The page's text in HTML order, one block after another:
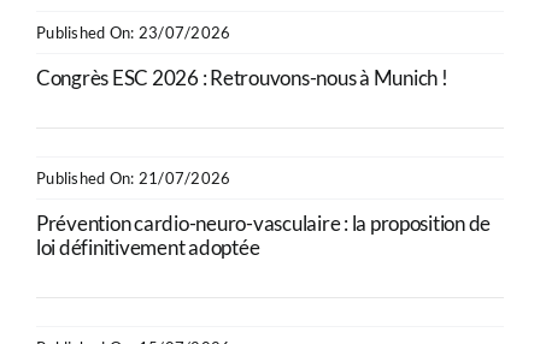
Published On: 23/07/2026
Congrès ESC 2026 : Retrouvons-nous à Munich !
Published On: 21/07/2026
Prévention cardio-neuro-vasculaire : la proposition de
loi définitivement adoptée